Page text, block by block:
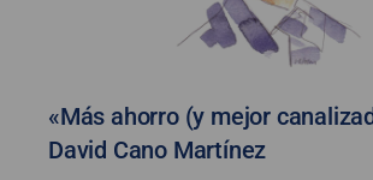
«Más ahorro (y mejor
David Cano Martínez